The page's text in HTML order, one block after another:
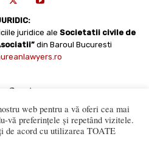
juridice ale Societatii civile de
din Baroul Bucuresti
web pentru a vă oferi cea mai
vă preferințele și repetând vizitele.
de acord cu utilizarea TOATE